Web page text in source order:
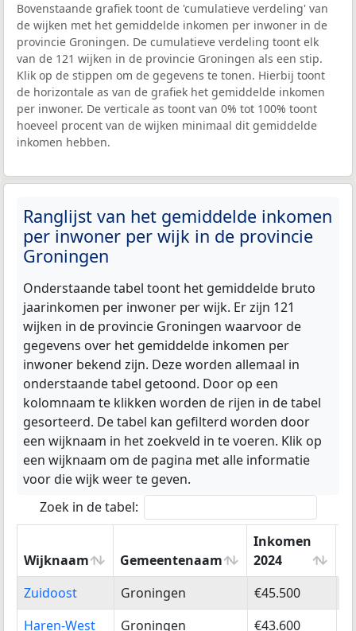
Bovenstaande grafiek toont de 'cumulatieve verdeling' van
de wijken met het gemiddelde inkomen per inwoner in de
provincie Groningen. De cumulatieve verdeling toont elk
van de 121 wijken in de provincie Groningen als een stip.
Klik op de stippen om de gegevens te tonen. Hierbij toont
de horizontale as van de grafiek het gemiddelde inkomen
per inwoner. De verticale as toont van 0% tot 100% toont
hoeveel procent van de wijken minimaal dit gemiddelde
inkomen hebben.
Ranglijst van het gemiddelde inkomen
per inwoner per wijk in de provincie
Groningen
Onderstaande tabel toont het gemiddelde bruto
jaarinkomen per inwoner per wijk. Er zijn 121
wijken in de provincie Groningen waarvoor de
gegevens over het gemiddelde inkomen per
inwoner bekend zijn. Deze worden allemaal in
onderstaande tabel getoond. Door op een
kolomnaam te klikken worden de rijen in de tabel
gesorteerd. De tabel kan gefilterd worden door
een wijknaam in het zoekveld in te voeren. Klik op
een wijknaam om de pagina met alle informatie
voor die wijk weer te geven.
Zoek in de tabel:
Wijknaam Gemeentenaam
Inkomen
2024
Wijknaam
Gemeentenaam
Inkomen
2024
Zuidoost Groningen €45.500
Haren-West
Groningen €43.600